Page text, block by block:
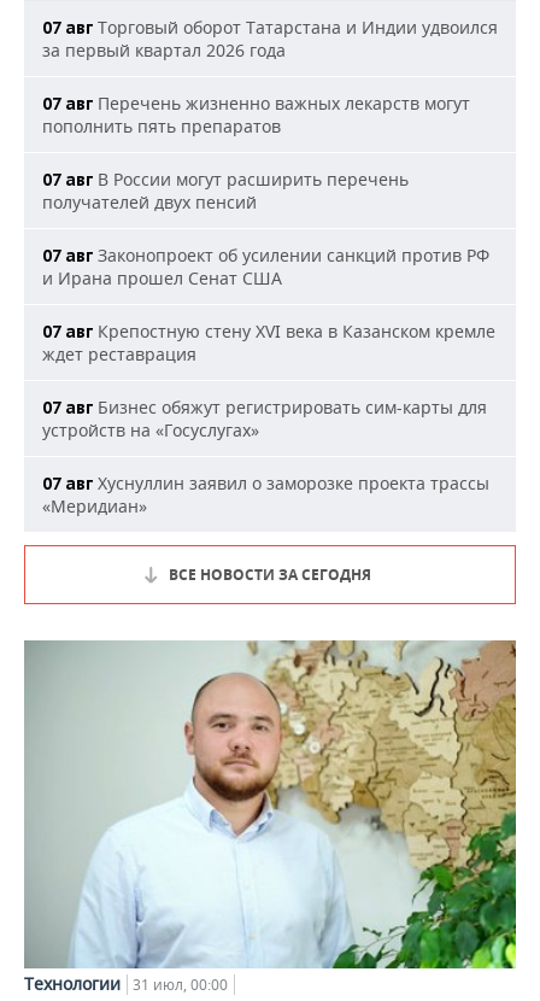
07 авг Торговый оборот Татарстана и Индии удвоился
за первый квартал 2026 года
07 авг Перечень жизненно важных лекарств могут
пополнить пять препаратов
07 авг В России могут расширить перечень
получателей двух пенсий
07 авг Законопроект об усилении санкций против РФ
и Ирана прошел Сенат США
07 авг Крепостную стену XVI века в Казанском кремле
ждет реставрация
07 авг Бизнес обяжут регистрировать сим-карты для
устройств на «Госуслугах»
07 авг Хуснуллин заявил о заморозке проекта трассы
«Меридиан»
ВСЕ НОВОСТИ ЗА СЕГОДНЯ
Технологии 31 июл, 00:00